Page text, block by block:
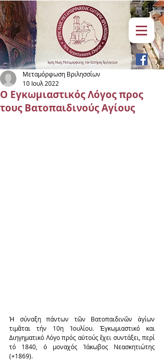
Ο Εγκωμιαστικός Λόγος προς
τους Βατοπαιδινούς Αγίους
Μεταμόρφωση Βριλησσίων
10 Ιουλ 2022
Ἡ σύναξη πάντων τῶν Βατοπαιδινῶν ἁγίων
τιμᾶται τήν 10η Ἰουλίου. Ἐγκωμιαστικό και
Διηγηματικό Λόγο πρός αὐτούς ἔχει συντάξει, περί
τό 1840, ὁ μοναχός Ἰάκωβος Νεασκητιώτης
(+1869).